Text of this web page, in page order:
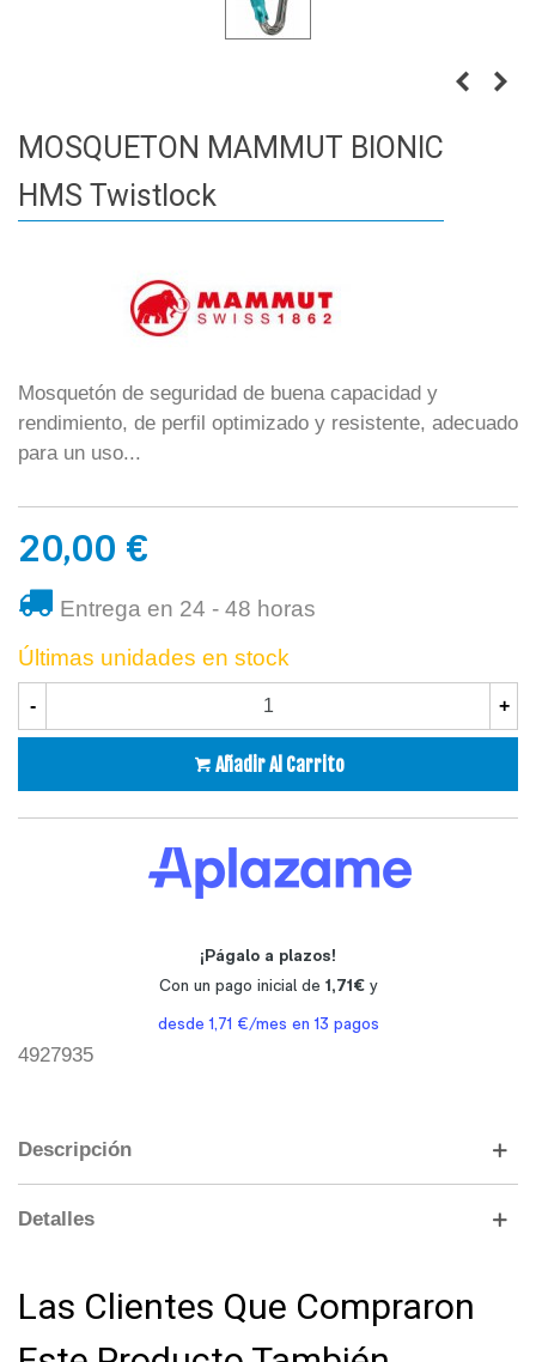
MOSQUETON MAMMUT BIONIC
HMS Twistlock
Mosquetón de seguridad de buena capacidad y
rendimiento, de perfil optimizado y resistente, adecuado
para un uso...
20,00 €
Entrega en 24 - 48 horas
Últimas unidades en stock
- +
Añadir Al Carrito
4927935
Descripción
Detalles
Las Clientes Que Compraron